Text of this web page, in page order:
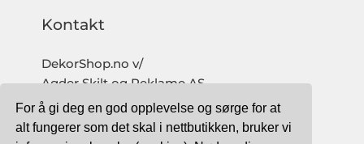
For å gi deg en god opplevelse og sørge for at
alt fungerer som det skal i nettbutikken, bruker vi
Kontakt
DekorShop.no v/
Agder Skilt og Reklame AS
Org. nr: 997 633 016 MVA
salg@dekorshop.no